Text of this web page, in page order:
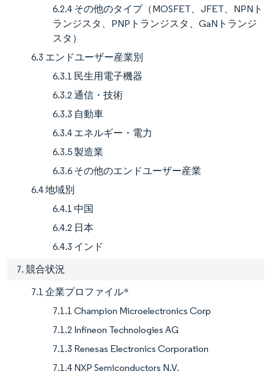
6.2.4 その他のタイプ（MOSFET、JFET、NPNト
ランジスタ、PNPトランジスタ、GaNトランジ
スタ）
6.3 エンドユーザー産業別
6.3.1 民生用電子機器
6.3.2 通信・技術
6.3.3 自動車
6.3.4 エネルギー・電力
6.3.5 製造業
6.3.6 その他のエンドユーザー産業
6.4 地域別
6.4.1 中国
6.4.2 日本
6.4.3 インド
7. 競合状況
7.1 企業プロファイル*
7.1.1 Champion Microelectronics Corp
7.1.2 Infineon Technologies AG
7.1.3 Renesas Electronics Corporation
7.1.4 NXP Semiconductors N.V.